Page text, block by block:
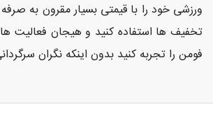
ورزشی خود را با قیمتی بسیار مقرون به صرفه
تخفیف ها استفاده کنید و هیجان فعالیت
فومن را تجربه کنید بدون اینکه نگران